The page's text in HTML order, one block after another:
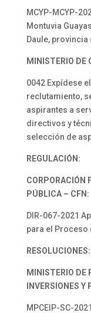
MCYP-MCYP-
Montuvia
Daule, provincia
MINISTERIO DE
0042 Expídese
reclutamiento,
aspirantes a
directivos y
selección de
REGULACIÓN:
CORPORACIÓN
PÚBLICA – CFN:
DIR-067-2021
para el Proceso
RESOLUCIONES:
MINISTERIO DE
INVERSIONES Y
MPCEIP-SC-